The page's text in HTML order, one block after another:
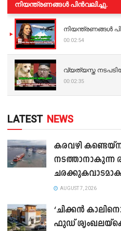
നിയന്ത്രണങ്ങള്‍ പിന്‍വലിച്ചു.
നിയന്ത്രണങ്ങള്‍
00:02:54
വ്യത്യസ്ത
00:02:35
LATEST NEWS
കരവഴി
നടത്താനാകുന്ന
AUGUST 7, 2026
‘ചിക്കൻ
ഫുഡ്